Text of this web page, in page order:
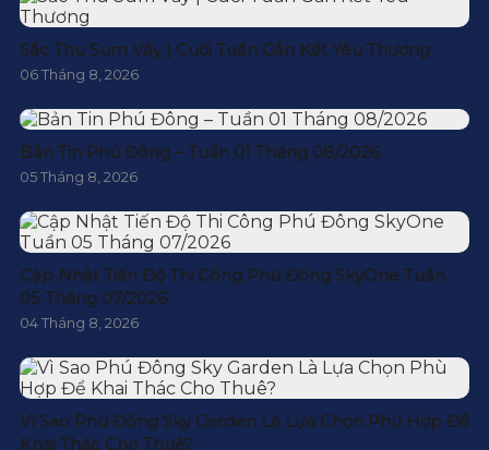
Sắc Thu Sum Vầy | Cuối Tuần Gắn Kết Yêu Thương
06 Tháng 8, 2026
Bản Tin Phú Đông – Tuần 01 Tháng 08/2026
05 Tháng 8, 2026
Cập Nhật Tiến Độ Thi Công Phú Đông SkyOne Tuần
05 Tháng 07/2026
04 Tháng 8, 2026
Vì Sao Phú Đông Sky Garden Là Lựa Chọn Phù Hợp Để
Khai Thác Cho Thuê?